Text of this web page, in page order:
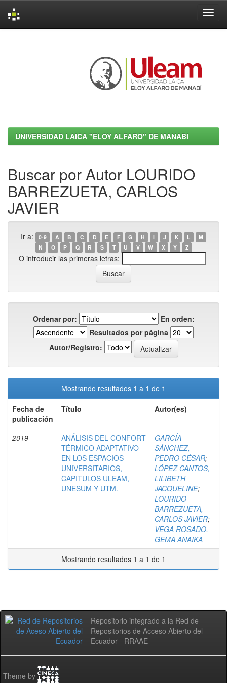
UNIVERSIDAD LAICA "ELOY ALFARO" DE MANABI
Buscar por Autor LOURIDO
BARREZUETA, CARLOS
JAVIER
Ir a: 0-9 A B C D E F G H I J K L
M
N
O P Q R S T U V W X Y Z
O introducir las primeras letras:
Ordenar por:
En orden:
Resultados por página
Autor/Registro:
Mostrando resultados 1 a 1 de 1
Fecha de
publicación
Título Autor(es)
2019
ANÁLISIS DEL CONFORT
TÉRMICO ADAPTATIVO
EN LOS ESPACIOS
UNIVERSITARIOS,
CAPITULOS ULEAM,
UNESUM Y UTM.
GARCÍA
SÁNCHEZ,
PEDRO CÉSAR;
LÓPEZ CANTOS,
LILIBETH
JACQUELINE;
LOURIDO
BARREZUETA,
CARLOS JAVIER;
VEGA ROSADO,
GEMA ANAIKA
Mostrando resultados 1 a 1 de 1
Repositorio integrado a la Red de
Repositorios de Acceso Abierto del
Ecuador - RRAAE
Theme by